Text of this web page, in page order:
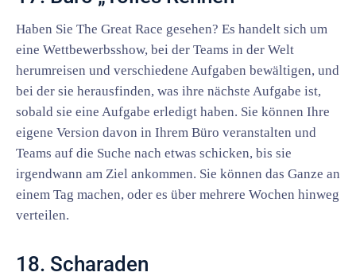
Haben Sie The Great Race gesehen? Es handelt sich um
eine Wettbewerbsshow, bei der Teams in der Welt
herumreisen und verschiedene Aufgaben bewältigen, und
bei der sie herausfinden, was ihre nächste Aufgabe ist,
sobald sie eine Aufgabe erledigt haben. Sie können Ihre
eigene Version davon in Ihrem Büro veranstalten und
Teams auf die Suche nach etwas schicken, bis sie
irgendwann am Ziel ankommen. Sie können das Ganze an
einem Tag machen, oder es über mehrere Wochen hinweg
verteilen.
18. Scharaden